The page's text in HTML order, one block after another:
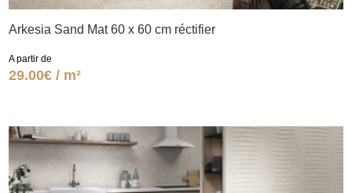
Arkesia Sand Mat 60 x 60 cm réctifier
A partir de
29.00€ / m²